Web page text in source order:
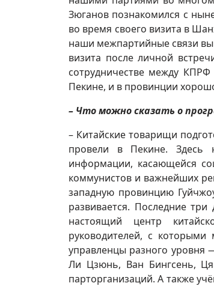
Зюганов познакомился с
во время своего визита в
наши межпартийные связи
визита после личной
сотрудничестве между
Пекине, и в провинции
– Что можно сказать о
– Китайские товарищи
провели в Пекине. Здесь
информации, касающейся
коммунистов и важнейших
западную провинцию
развивается. Последние
настоящий центр
руководителей, с
управленцы разного уровня
Ли Цзюнь, Ван Бингсень,
парторганизаций. А также